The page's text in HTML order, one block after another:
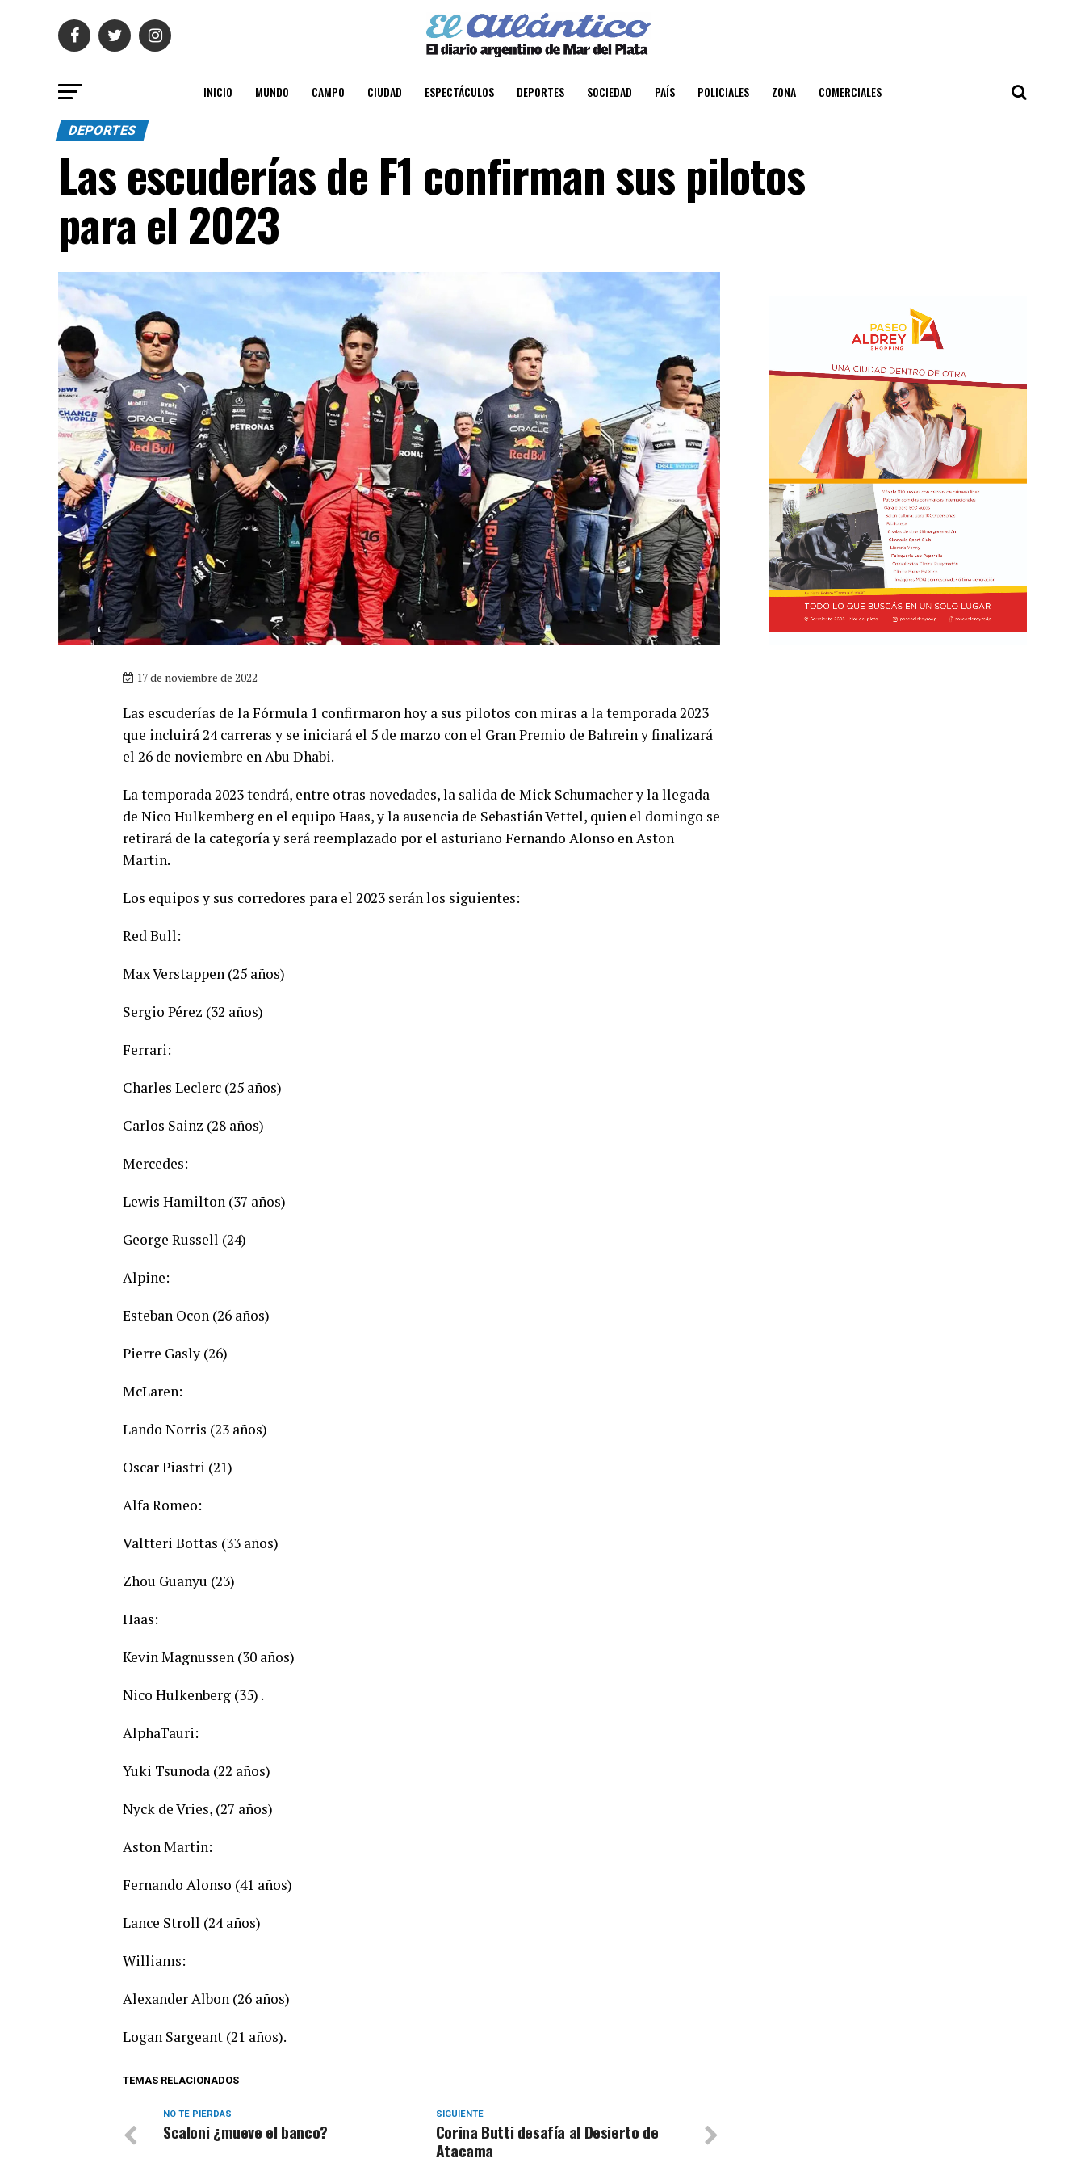
INICIO MUNDO CAMPO CIUDAD ESPECTÁCULOS DEPORTES SOCIEDAD PAÍS POLICIALES ZONA COMERCIALES
DEPORTES
Las escuderías de F1 confirman sus pilotos
para el 2023
17 de noviembre de 2022
Las escuderías de la Fórmula 1 confirmaron hoy a sus pilotos con miras a la temporada 2023
que incluirá 24 carreras y se iniciará el 5 de marzo con el Gran Premio de Bahrein y finalizará
el 26 de noviembre en Abu Dhabi.
La temporada 2023 tendrá, entre otras novedades, la salida de Mick Schumacher y la llegada
de Nico Hulkemberg en el equipo Haas, y la ausencia de Sebastián Vettel, quien el domingo se
retirará de la categoría y será reemplazado por el asturiano Fernando Alonso en Aston
Martin.
Los equipos y sus corredores para el 2023 serán los siguientes:
Red Bull:
Max Verstappen (25 años)
Sergio Pérez (32 años)
Ferrari:
Charles Leclerc (25 años)
Carlos Sainz (28 años)
Mercedes:
Lewis Hamilton (37 años)
George Russell (24)
Alpine:
Esteban Ocon (26 años)
Pierre Gasly (26)
McLaren:
Lando Norris (23 años)
Oscar Piastri (21)
Alfa Romeo:
Valtteri Bottas (33 años)
Zhou Guanyu (23)
Haas:
Kevin Magnussen (30 años)
Nico Hulkenberg (35) .
AlphaTauri:
Yuki Tsunoda (22 años)
Nyck de Vries, (27 años)
Aston Martin:
Fernando Alonso (41 años)
Lance Stroll (24 años)
Williams:
Alexander Albon (26 años)
Logan Sargeant (21 años).
TEMAS RELACIONADOS
SIGUIENTE
Corina Butti desafía al Desierto de
Atacama
NO TE PIERDAS
Scaloni ¿mueve el banco?